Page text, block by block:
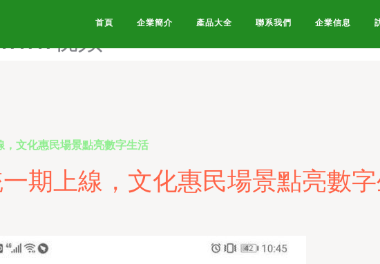
航-欧美H片导航-欧美se综合-欧
首頁 企業簡介 產品大全 聯系我們 企業信息
，文化惠民場景點亮數字生活
期上線，文化惠民場景點亮數